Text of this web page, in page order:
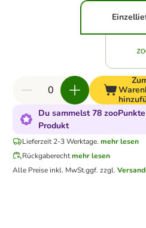
Du sammelst 78
Produkt
Lieferzeit 2-3 Werktage. mehr lesen
Rückgaberecht mehr lesen
Alle Preise inkl. MwSt.ggf. zzgl.